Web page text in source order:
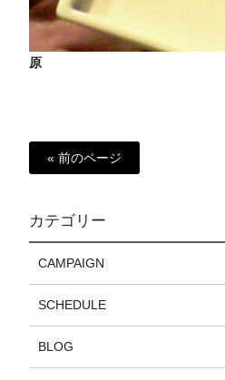
原
« 前のページ
カテゴリー
CAMPAIGN
SCHEDULE
BLOG